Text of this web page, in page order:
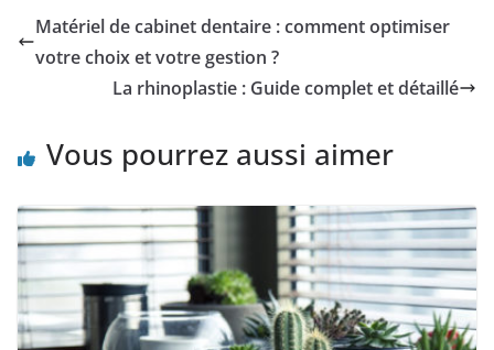
Matériel de cabinet dentaire : comment optimiser
votre choix et votre gestion ?
La rhinoplastie : Guide complet et détaillé
Vous pourrez aussi aimer